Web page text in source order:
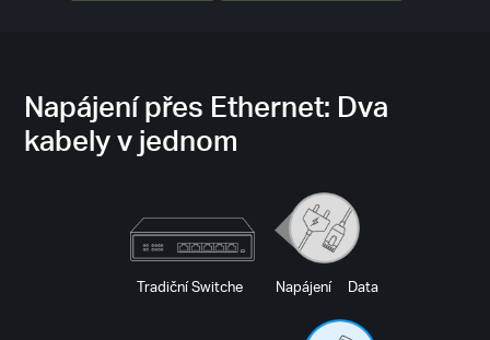
Napájení přes Ethernet: Dva
kabely v jednom
Tradiční Switche Napájení Data